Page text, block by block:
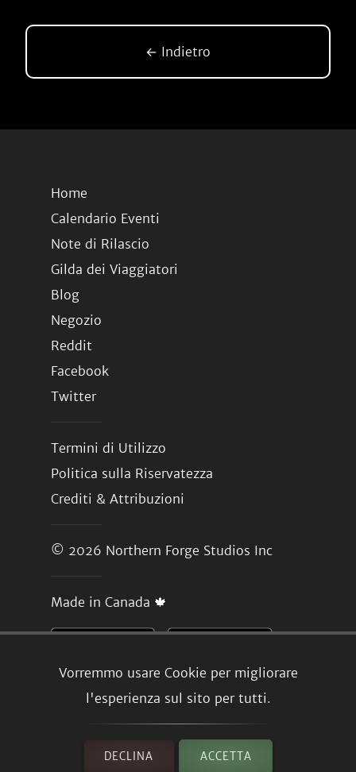
Vorremmo usare Cookie per migliorare
l'esperienza sul sito per tutti.
DECLINA ACCETTA
← Indietro
Home
Calendario Eventi
Note di Rilascio
Gilda dei Viaggiatori
Blog
Negozio
Reddit
Facebook
Twitter
Termini di Utilizzo
Politica sulla Riservatezza
Crediti & Attribuzioni
© 2026 Northern Forge Studios Inc
Made in Canada 🍁